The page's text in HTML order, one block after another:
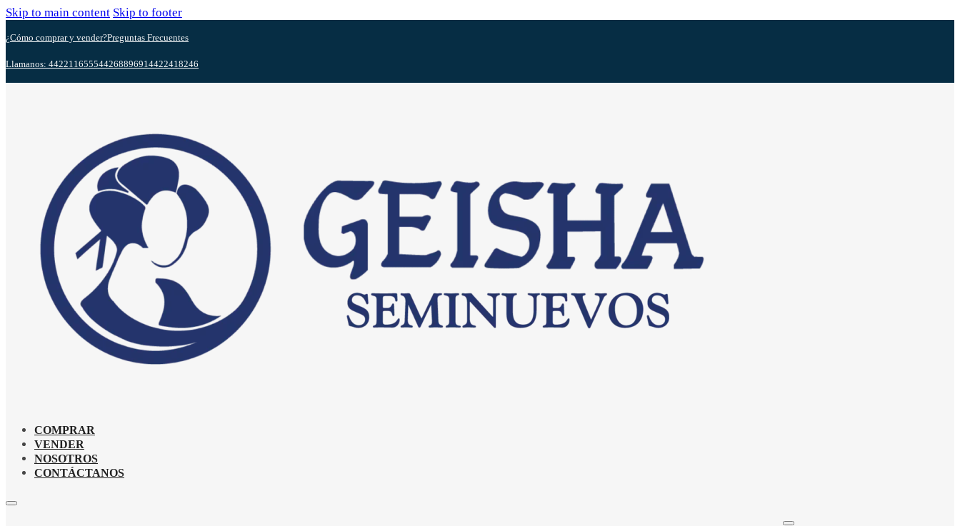
Skip to main content Skip to footer
¿Cómo comprar y vender?Preguntas Frecuentes
Llamanos: 442211655544268896914422418246
COMPRAR
VENDER
NOSOTROS
CONTÁCTANOS